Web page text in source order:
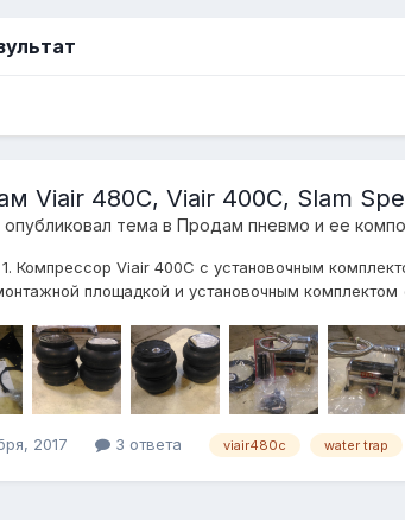
Viair 480C, Viair 400C, Slam
опубликовал тема в Продам пневмо и ее
Компрессор Viair 400С с установочным
площадкой и установочным комплектом
2017 3 ответа viair480c water trap